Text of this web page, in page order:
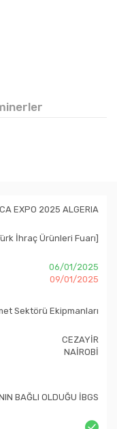
EXPO 2025 ALGERIA
İhraç Ürünleri Fuarı]
06/01/2025
09/01/2025
Sektörü Ekipmanları
CEZAYİR
NAİROBİ
BAĞLI OLDUĞU İBGS